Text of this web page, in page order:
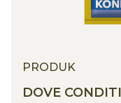
PRODUK
DOVE